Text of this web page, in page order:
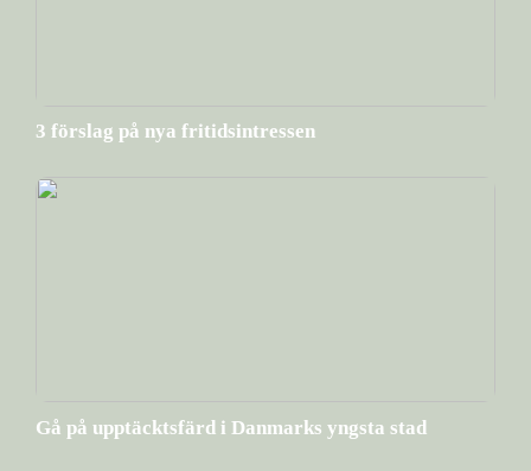
3 förslag på nya fritidsintressen
Gå på upptäcktsfärd i Danmarks yngsta stad